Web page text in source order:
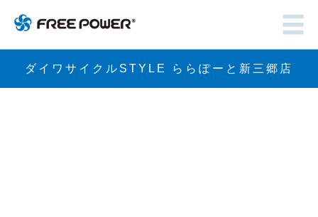
ダイワサイクルSTYLE ららぽーと新三郷店